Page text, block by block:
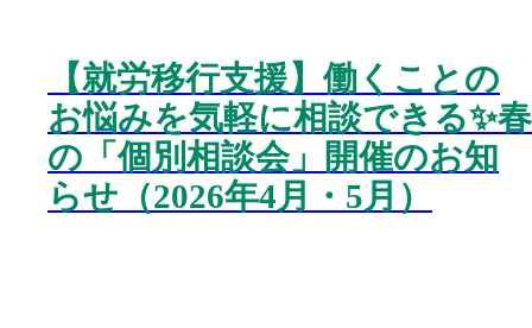
【就労移行支援】働くことの
お悩みを気軽に相談できる✨春
の「個別相談会」開催のお知
らせ（2026年4月・5月）